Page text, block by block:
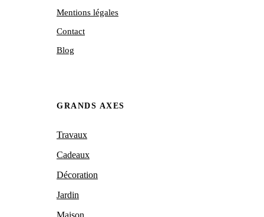
Mentions légales
Contact
Blog
GRANDS AXES
Travaux
Cadeaux
Décoration
Jardin